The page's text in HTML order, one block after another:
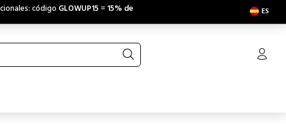
código GLOWUP15 = 15% de ES